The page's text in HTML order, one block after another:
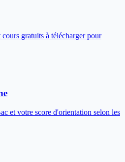
gratuits à télécharger pour
et votre score d'orientation selon les